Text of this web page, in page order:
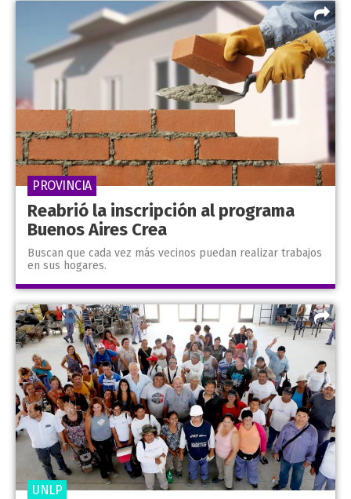
Reabrió la inscripción al programa
Buenos Aires Crea
Buscan que cada vez más vecinos puedan realizar trabajos
en sus hogares.
PROVINCIA
UNLP